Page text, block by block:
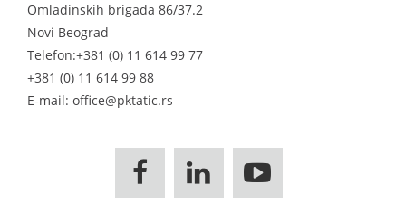
Omladinskih brigada 86/37.2
Novi Beograd
Telefon:+381 (0) 11 614 99 77
+381 (0) 11 614 99 88
E-mail: office@pktatic.rs
  